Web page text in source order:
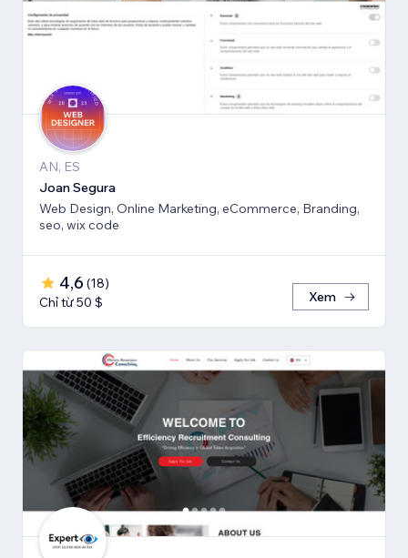
AN, ES
Joan Segura
Web Design, Online Marketing, eCommerce, Branding,
seo, wix code
4,6 (18)
Chỉ từ 50 $
Xem